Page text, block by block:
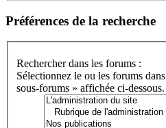
Préférences de la recherche
Rechercher dans les forums :
Sélectionnez le ou les forums
sous-forums » affichée ci-dessous.